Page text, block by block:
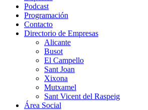
Podcast
Programación
Contacto
Directorio de Empresas
Alicante
Busot
El Campello
Sant Joan
Xixona
Mutxamel
Sant Vicent del Raspeig
Área Social